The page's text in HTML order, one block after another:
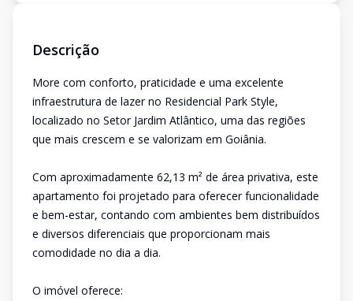
Descrição
More com conforto, praticidade e uma excelente
infraestrutura de lazer no Residencial Park Style,
localizado no Setor Jardim Atlântico, uma das regiões
que mais crescem e se valorizam em Goiânia.
Com aproximadamente 62,13 m² de área privativa, este
apartamento foi projetado para oferecer funcionalidade
e bem-estar, contando com ambientes bem distribuídos
e diversos diferenciais que proporcionam mais
comodidade no dia a dia.
O imóvel oferece: